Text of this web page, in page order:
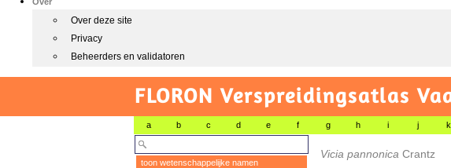
Over deze site
Privacy
Beheerders en validatoren
FLORON Verspreidingsatlas
a b c d e f g h i j k
toon wetenschappelijke namen
Vicia pannonica Crantz